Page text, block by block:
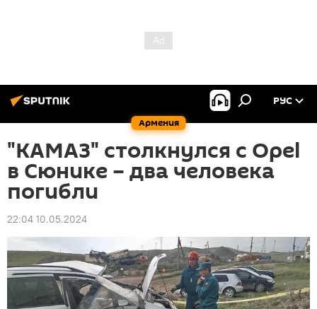
Армения
РУС
"КАМАЗ" столкнулся с Opel
в Сюнике – два человека
погибли
22:04 10.05.2024